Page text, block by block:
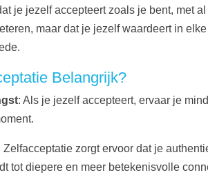
je jezelf accepteert zoals je bent, met
maar dat je jezelf waardeert in
Belangrijk?
: Als je jezelf accepteert, ervaar je
Zelfacceptatie zorgt ervoor dat je
tot diepere en meer betekenisvolle